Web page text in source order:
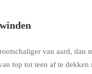
van aard, dan
top tot teen af te dekken